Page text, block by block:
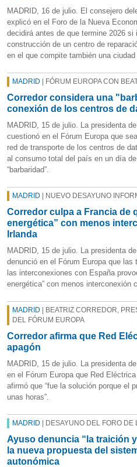
MADRID, 16 de julio. El consejero
explicó en el Foro de la Nueva
decidirá antes de que termine 2026
construcción de un centro de
en el que compite también una ciudad
MADRID | FÓRUM EUROPA CON
Corredor considera una
conexión de los centros de
MADRID, 15 de julio. La presidenta
cuestionó en el Fórum Europa que
red de transporte de los centros de
al consumo total del país en un día
“barbaridad”.
MADRID | NUEVO DESAYUNO
Corredor culpa a Francia de
energética” con menos
Irlanda
MADRID, 15 de julio. La presidenta
denunció en el Fórum Europa que las
las interconexiones con España
energética” con menos interconexión
MADRID | BEATRIZ CORREDOR,
DEL FÓRUM EUROPA
Corredor afirma que Red
apagón
MADRID, 15 de julio. La presidenta
en el Fórum Europa que Red
afirmó que “fue la solución porque el
unas horas”.
MADRID | DESAYUNO DEL FORO DE
Ayuso denuncia “la traición
la nueva propuesta del
autonómica